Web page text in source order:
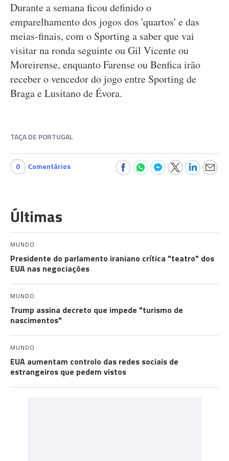
Durante a semana ficou definido o
emparelhamento dos jogos dos 'quartos' e das
meias-finais, com o Sporting a saber que vai
visitar na ronda seguinte ou Gil Vicente ou
Moreirense, enquanto Farense ou Benfica irão
receber o vencedor do jogo entre Sporting de
Braga e Lusitano de Évora.
TAÇA DE PORTUGAL
0 Comentários
Últimas
MUNDO
Presidente do parlamento iraniano crítica "teatro" dos
EUA nas negociações
MUNDO
Trump assina decreto que impede "turismo de
nascimentos"
MUNDO
EUA aumentam controlo das redes sociais de
estrangeiros que pedem vistos